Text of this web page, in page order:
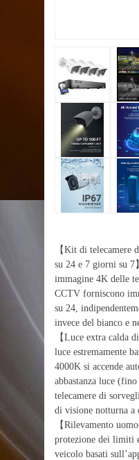
【Kit di telecamere
su 24 e 7 giorni su
immagine 4K delle
CCTV forniscono
su 24,
invece del bianco e
【Luce extra calda
luce estremamente
4000K si accende
abbastanza luce
telecamere di
di visione notturna
【Rilevamento
protezione dei limiti
veicolo basati